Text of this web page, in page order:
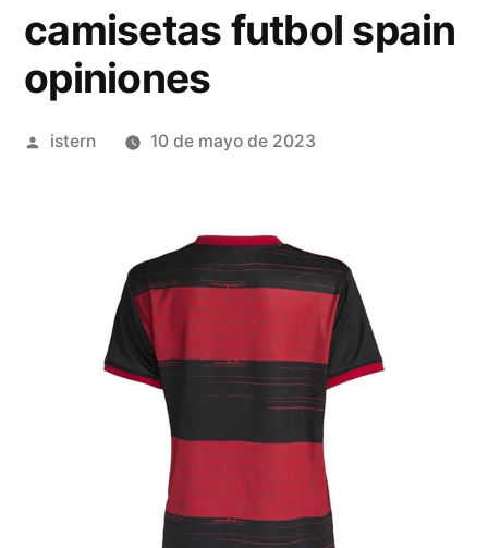
camisetas futbol spain
opiniones
Publicado
istern 10 de mayo de 2023